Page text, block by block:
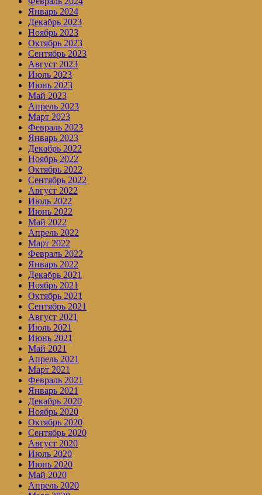
Январь 2024
Декабрь 2023
Ноябрь 2023
Октябрь 2023
Сентябрь 2023
Август 2023
Июль 2023
Июнь 2023
Май 2023
Апрель 2023
Март 2023
Февраль 2023
Январь 2023
Декабрь 2022
Ноябрь 2022
Октябрь 2022
Сентябрь 2022
Август 2022
Июль 2022
Июнь 2022
Май 2022
Апрель 2022
Март 2022
Февраль 2022
Январь 2022
Декабрь 2021
Ноябрь 2021
Октябрь 2021
Сентябрь 2021
Август 2021
Июль 2021
Июнь 2021
Май 2021
Апрель 2021
Март 2021
Февраль 2021
Январь 2021
Декабрь 2020
Ноябрь 2020
Октябрь 2020
Сентябрь 2020
Август 2020
Июль 2020
Июнь 2020
Май 2020
Апрель 2020